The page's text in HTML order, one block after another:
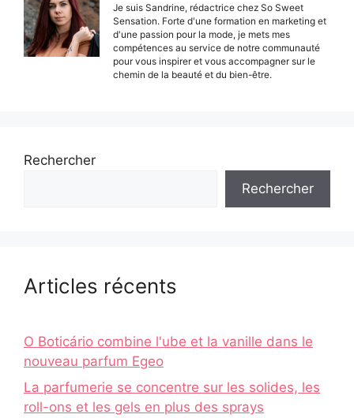
Je suis Sandrine, rédactrice chez So Sweet
Sensation. Forte d'une formation en marketing et
d'une passion pour la mode, je mets mes
compétences au service de notre communauté
pour vous inspirer et vous accompagner sur le
chemin de la beauté et du bien-être.
Rechercher
Rechercher
Articles récents
O Boticário combine l'ube et la vanille dans le
nouveau parfum Egeo
La parfumerie se concentre sur les solides, les
roll-ons et les gels en plus des sprays